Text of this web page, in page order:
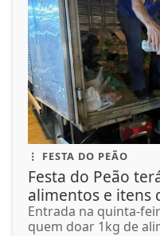
FESTA DO PEÃO
Festa do Peão
alimentos e itens
Entrada na quinta-
quem doar 1kg de